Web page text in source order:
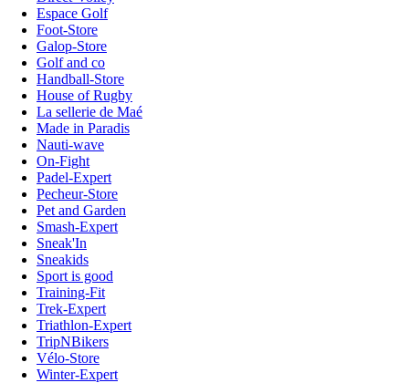
Espace Golf
Foot-Store
Galop-Store
Golf and co
Handball-Store
House of Rugby
La sellerie de Maé
Made in Paradis
Nauti-wave
On-Fight
Padel-Expert
Pecheur-Store
Pet and Garden
Smash-Expert
Sneak'In
Sneakids
Sport is good
Training-Fit
Trek-Expert
Triathlon-Expert
TripNBikers
Vélo-Store
Winter-Expert